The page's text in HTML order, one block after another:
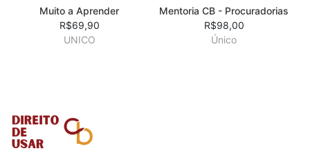
Muito a Aprender
R$69,90
UNICO
Mentoria CB - Procuradorias
R$98,00
Único